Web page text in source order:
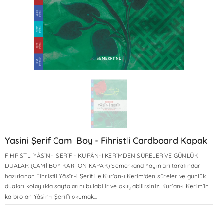
Yasini Şerif Cami Boy - Fihristli Cardboard Kapak
FİHRİSTLİ YÂSÎN-İ ŞERÎF - KURÂN-I KERÎMDEN SÛRELER VE GÜNLÜK
DUALAR (CAMİ BOY KARTON KAPAK) Semerkand Yayınları tarafından
hazırlanan Fihristli Yâsîn-i Şerîf ile Kur'an-ı Kerim'den sûreler ve günlük
duaları kolaylıkla sayfalarını bulabilir ve okuyabilirsiniz. Kur'an-ı Kerim'in
kalbi olan Yâsîn-i Şerif'i okumak...
Sale Sale Sale Sale Sale Sale Sale Sale Sale